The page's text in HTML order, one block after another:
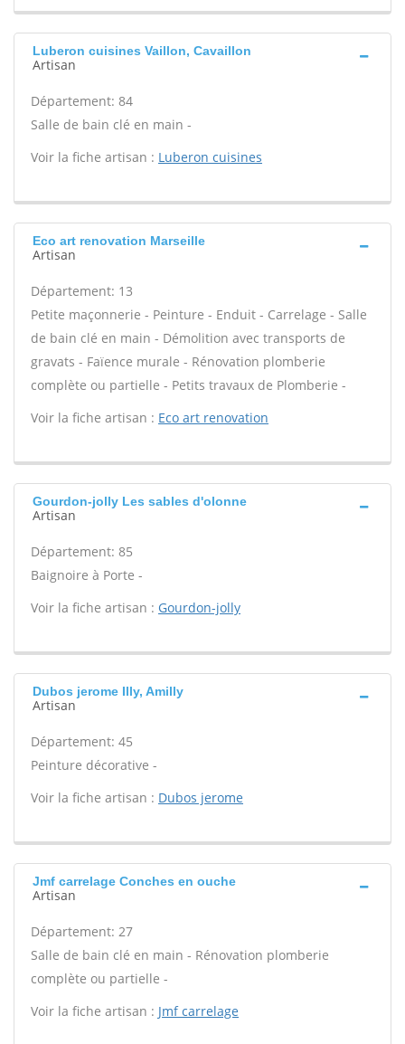
Luberon cuisines Vaillon, Cavaillon
Artisan
Département: 84
Salle de bain clé en main -
Voir la fiche artisan : Luberon cuisines
Eco art renovation Marseille
Artisan
Département: 13
Petite maçonnerie - Peinture - Enduit - Carrelage - Salle
de bain clé en main - Démolition avec transports de
gravats - Faïence murale - Rénovation plomberie
complète ou partielle - Petits travaux de Plomberie -
Voir la fiche artisan : Eco art renovation
Gourdon-jolly Les sables d'olonne
Artisan
Département: 85
Baignoire à Porte -
Voir la fiche artisan : Gourdon-jolly
Dubos jerome Illy, Amilly
Artisan
Département: 45
Peinture décorative -
Voir la fiche artisan : Dubos jerome
Jmf carrelage Conches en ouche
Artisan
Département: 27
Salle de bain clé en main - Rénovation plomberie
complète ou partielle -
Voir la fiche artisan : Jmf carrelage